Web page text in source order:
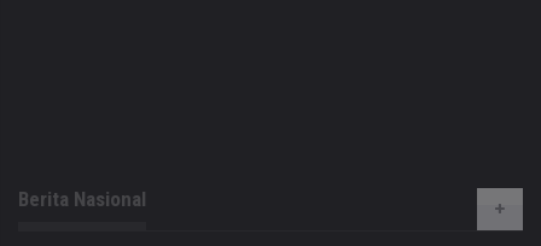
Berita Nasional